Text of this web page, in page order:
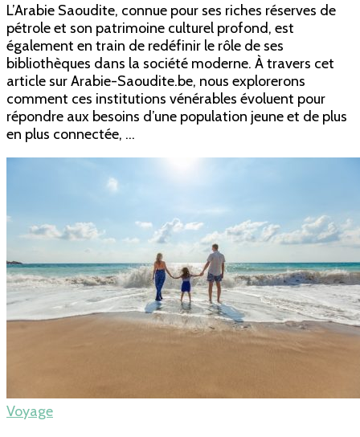
L’Arabie Saoudite, connue pour ses riches réserves de
pétrole et son patrimoine culturel profond, est
également en train de redéfinir le rôle de ses
bibliothèques dans la société moderne. À travers cet
article sur Arabie-Saoudite.be, nous explorerons
comment ces institutions vénérables évoluent pour
répondre aux besoins d’une population jeune et de plus
en plus connectée, …
Voyage